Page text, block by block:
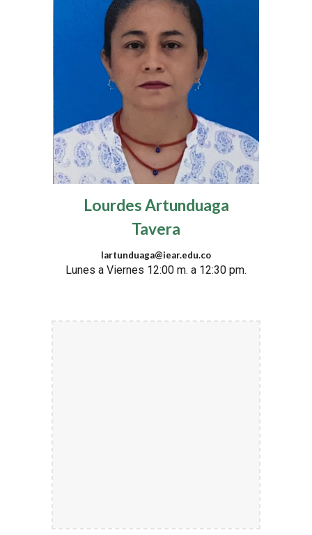
Lourdes Artunduaga
Tavera
lartunduaga@iear.edu.co
Lunes a Viernes 12:00 m. a 12:30 pm.